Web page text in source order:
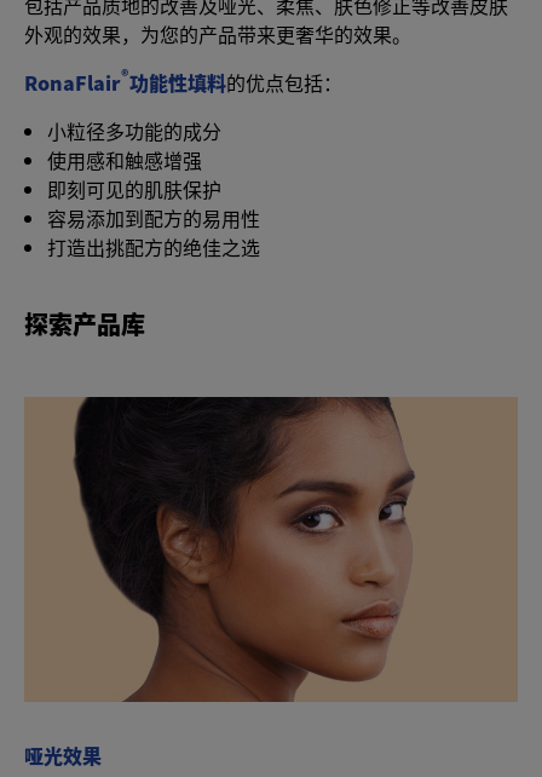
外观的效果，为您的产品带来更奢华的效果。
RonaFlair®功能性填料的优点包括：
小粒径多功能的成分
使用感和触感增强
即刻可见的肌肤保护
容易添加到配方的易用性
打造出挑配方的绝佳之选
探索产品库
哑光效果